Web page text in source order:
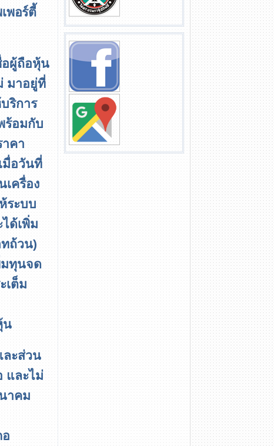
พอร์ตี้
อผู้ถือหุ้น
มาอยู่ที่
ริการ
ร้อมกับ
คา
มื่อวันที่
ครื่อง
ระบบ
ด้เพิ่ม
ถ้วน)
มทุนจด
เต็ม
น
ละส่วน
และไม่
าคม